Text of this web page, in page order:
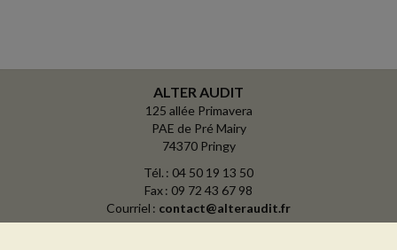
ALTER AUDIT
125 allée Primavera
PAE de Pré Mairy
74370 Pringy
Tél. : 04 50 19 13 50
Fax : 09 72 43 67 98
Courriel : contact@alteraudit.fr